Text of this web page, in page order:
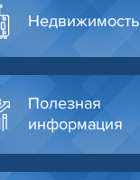
Недвижимость
Полезная
информация